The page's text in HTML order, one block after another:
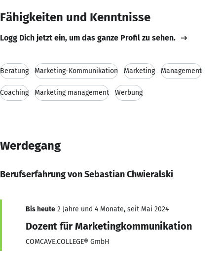
Fähigkeiten und Kenntnisse
Logg Dich jetzt ein, um das ganze Profil zu sehen.
Beratung Marketing-Kommunikation Marketing Management
Coaching Marketing management Werbung
Werdegang
Berufserfahrung von Sebastian Chwieralski
Bis heute 2 Jahre und 4 Monate, seit Mai 2024
Dozent für Marketingkommunikation
COMCAVE.COLLEGE® GmbH